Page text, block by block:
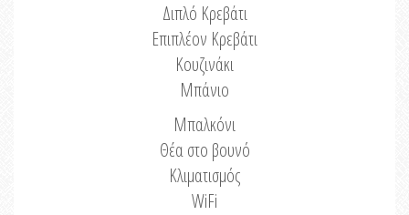
Διπλό Κρεβάτι
Επιπλέον Κρεβάτι
Κουζινάκι
Μπάνιο
Μπαλκόνι
Θέα στο βουνό
Κλιματισμός
WiFi